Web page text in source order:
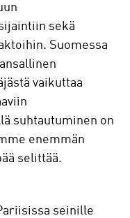
sekä
Suomessa
vaikuttaa
suhtautuminen on
enemmän
selittää.
seinille